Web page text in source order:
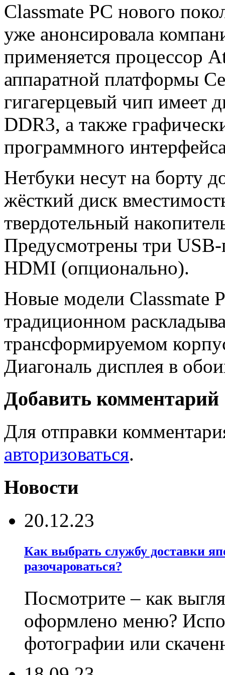
Classmate PC нового
уже анонсировала
применяется процессор
аппаратной платформы
гигагерцевый чип имеет
DDR3, а также
программного
Нетбуки несут на борту
жёсткий диск
твердотельный
Предусмотрены три
HDMI (опционально).
Новые модели Classmate
традиционном
трансформируемом
Диагональ дисплея в
Добавить комментарий
Для отправки
авторизоваться.
Новости
20.12.23
Как выбрать службу доставки
разочароваться?
Посмотрите – как
оформлено меню?
фотографии или